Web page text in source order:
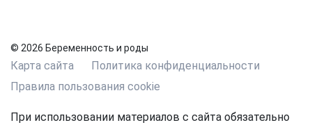
© 2026 Беременность и роды
Карта сайта
Политика конфиденциальности
Правила пользования cookie
При использовании материалов с сайта обязательно